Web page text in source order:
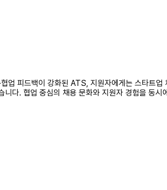
업 피드백이 강화된 ATS, 지원자에게는 스타트
다. 협업 중심의 채용 문화와 지원자 경험을 동시